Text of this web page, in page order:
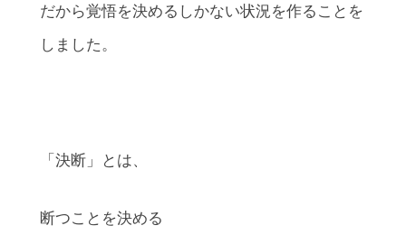
だから覚悟を決めるしかない状況を作ることを
しました。
「決断」とは、
断つことを決める